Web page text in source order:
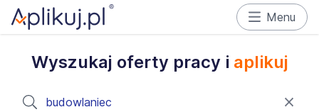
Menu
Wyszukaj oferty pracy i aplikuj